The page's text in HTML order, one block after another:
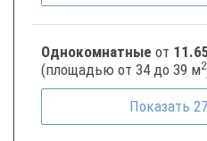
Однокомнатные от
(площадью от 34 до 39 м2
Показать